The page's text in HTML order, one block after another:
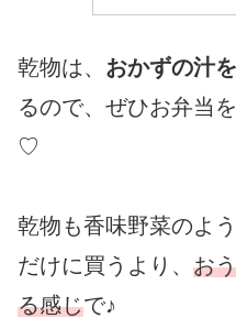
乾物は、 おかずの汁
るので、ぜひお弁当
♡
乾物も香味野菜のよ
だけに買うより、 お
る感じで♪